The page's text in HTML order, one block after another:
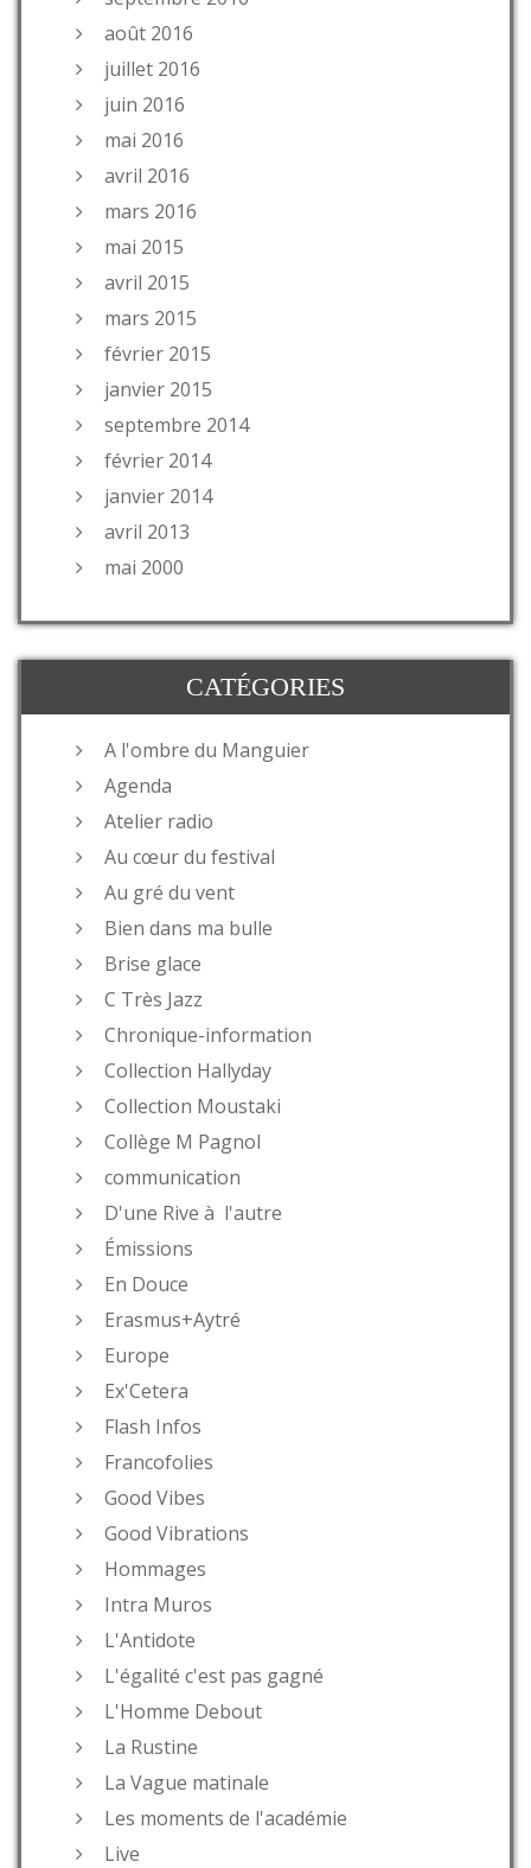
août 2016
juillet 2016
juin 2016
mai 2016
avril 2016
mars 2016
mai 2015
avril 2015
mars 2015
février 2015
janvier 2015
septembre 2014
février 2014
janvier 2014
avril 2013
mai 2000
CATÉGORIES
A l'ombre du Manguier
Agenda
Atelier radio
Au cœur du festival
Au gré du vent
Bien dans ma bulle
Brise glace
C Très Jazz
Chronique-information
Collection Hallyday
Collection Moustaki
Collège M Pagnol
communication
D'une Rive à l'autre
Émissions
En Douce
Erasmus+Aytré
Europe
Ex'Cetera
Flash Infos
Francofolies
Good Vibes
Good Vibrations
Hommages
Intra Muros
L'Antidote
L'égalité c'est pas gagné
L'Homme Debout
La Rustine
La Vague matinale
Les moments de l'académie
Live